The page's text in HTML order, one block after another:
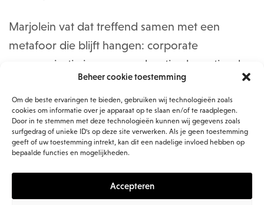
Beheer cookie toestemming
Om de beste ervaringen te bieden, gebruiken wij technologieën zoals
cookies om informatie over je apparaat op te slaan en/of te raadplegen.
Door in te stemmen met deze technologieën kunnen wij gegevens zoals
surfgedrag of unieke ID's op deze site verwerken. Als je geen toestemming
geeft of uw toestemming intrekt, kan dit een nadelige invloed hebben op
bepaalde functies en mogelijkheden.
Accepteren
Marjolein vat dat treffend samen met een
metafoor die blijft hangen: corporate
communicatie is soms een beetje als pastinaak.
Misschien niet de P die je op je bord wil
(pannenkoeken, pizza, …), maar wel gezond
(voor de organisatie).
De leidinggevende blijft de belangrijkste
Wat in veel organisaties geldt, blijkt ook bij NS